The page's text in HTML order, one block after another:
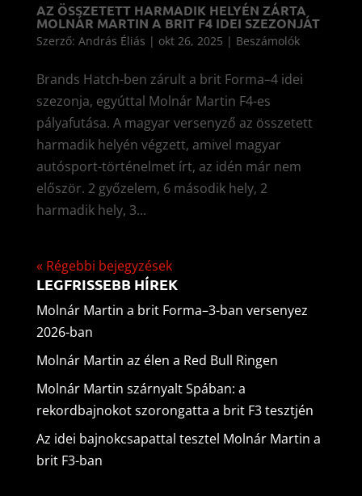
AZ ÖSSZETETT HARMADIK HELYÉN ZÁRTA
MOLNÁR MARTIN A BRIT F4 IDEI SZEZONJÁT
Szerző: András Éliás | okt 26, 2025 | Beszámolók
Brands Hatch-ben zárult a brit Forma–4 idei
szezonja, egyúttal Molnár Martin F4-es
pályafutása. A magyar versenyző az összetett
harmadik helyén végzett, amivel magyar
autósport-történelmet írt, az idén már nem
először. 2 győzelem, 6 második hely, 2
harmadik hely, 3...
« Régebbi bejegyzések
LEGFRISSEBB HÍREK
Molnár Martin a brit Forma–3-ban versenyez
2026-ban
Molnár Martin az élen a Red Bull Ringen
Molnár Martin szárnyalt Spában: a
rekordbajnokot szorongatta a brit F3 tesztjén
Az idei bajnokcsapattal tesztel Molnár Martin a
brit F3-ban